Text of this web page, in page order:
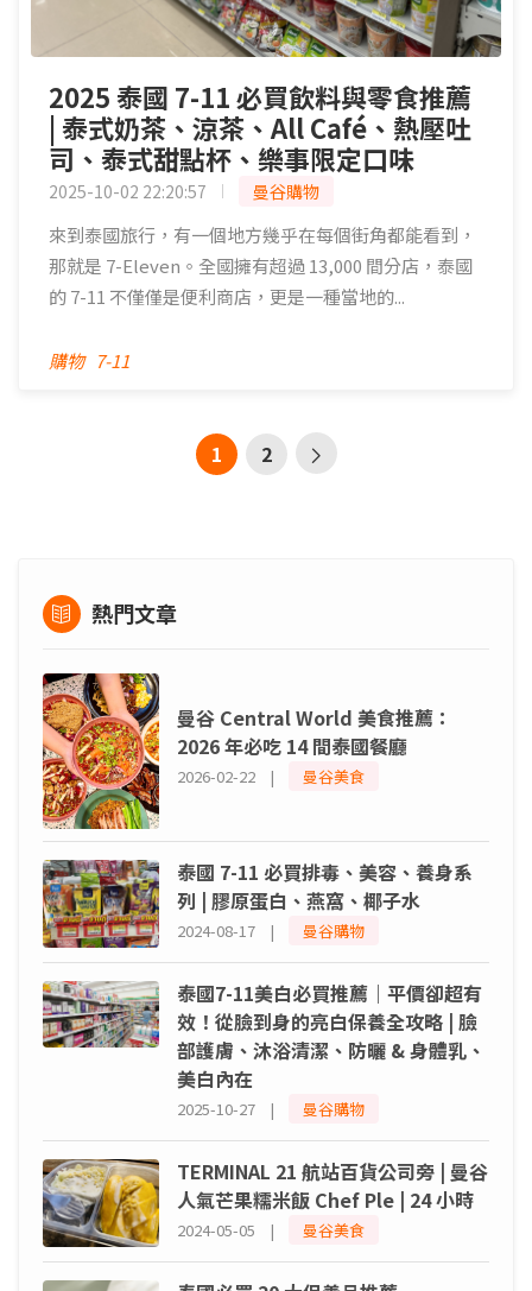
2025 泰國 7-11 必買飲料與零食推薦
| 泰式奶茶、涼茶、All Café、熱壓吐
司、泰式甜點杯、樂事限定口味
2025-10-02 22:20:57 曼谷購物
來到泰國旅行，有一個地方幾乎在每個街角都能看到，
那就是 7-Eleven。全國擁有超過 13,000 間分店，泰國
的 7-11 不僅僅是便利商店，更是一種當地的...
購物 7-11
1 2
熱門文章
曼谷 Central World 美食推薦：
2026 年必吃 14 間泰國餐廳
2026-02-22 | 曼谷美食
泰國 7-11 必買排毒、美容、養身系
列 | 膠原蛋白、燕窩、椰子水
2024-08-17 | 曼谷購物
泰國7-11美白必買推薦｜平價卻超有
效！從臉到身的亮白保養全攻略 | 臉
部護膚、沐浴清潔、防曬 & 身體乳、
美白內在
2025-10-27 | 曼谷購物
TERMINAL 21 航站百貨公司旁 | 曼谷
人氣芒果糯米飯 Chef Ple | 24 小時
2024-05-05 | 曼谷美食